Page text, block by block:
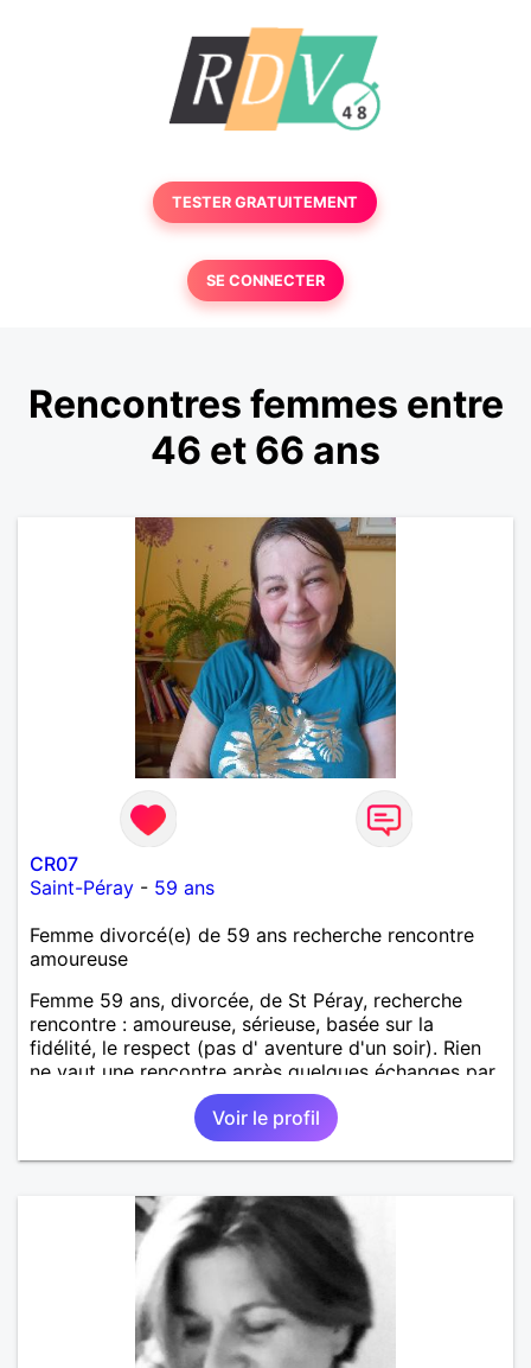
TESTER GRATUITEMENT
SE CONNECTER
Rencontres femmes entre
46 et 66 ans
CR07
Saint-Péray - 59 ans
Femme divorcé(e) de 59 ans recherche rencontre
amoureuse
Femme 59 ans, divorcée, de St Péray, recherche
rencontre : amoureuse, sérieuse, basée sur la
fidélité, le respect (pas d' aventure d'un soir). Rien
ne vaut une rencontre après quelques échanges par
messages pour savoir si il y a un feeling entre les
deux et le désir de se revoir. Au plaisir de se
Voir le profil